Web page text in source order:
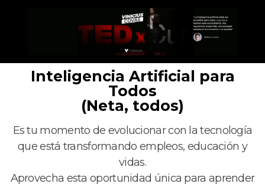
Inteligencia Artificial para
Todos
(Neta, todos)
Es tu momento de evolucionar con la tecnología
que está transformando empleos, educación y
vidas.
Aprovecha esta oportunidad única para aprender